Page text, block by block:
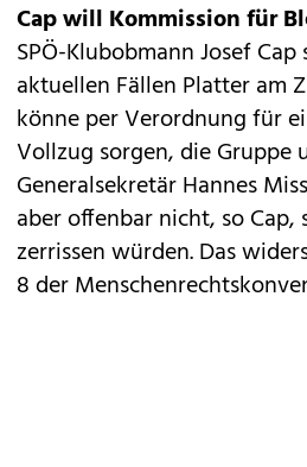
Cap will Kommission für
SPÖ-Klubobmann Josef
aktuellen Fällen Platter am
könne per Verordnung für
Vollzug sorgen, die Gruppe
Generalsekretär Hannes
aber offenbar nicht, so
zerrissen würden. Das
8 der